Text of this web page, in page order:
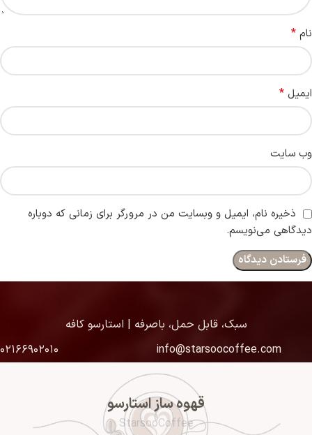
نام *
ایمیل *
وب‌ سایت
ذخیره نام، ایمیل و وبسایت من در مرورگر برای زمانی که دوباره
دیدگاهی می‌نویسم.
سبک، قابل حمل، باصرفه | استارسو کافه
info@starsoocoffee.com
۰۲۱۶۶۹۰۲۰۱۰
قهوه ساز استارسو
StarsooCoffee